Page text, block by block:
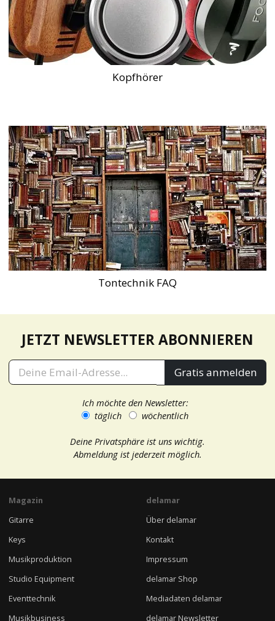
Kopfhörer
Tontechnik FAQ
JETZT NEWSLETTER ABONNIEREN
Gratis anmelden
Ich möchte den Newsletter:
täglich
wöchentlich
Deine Privatsphäre ist uns wichtig.
Abmeldung ist jederzeit möglich.
Magazin
Gitarre
Keys
Musikproduktion
Studio Equipment
Eventtechnik
Musikbusiness
delamar
Über delamar
Kontakt
Impressum
delamar Shop
Mediadaten delamar
delamar Newsletter